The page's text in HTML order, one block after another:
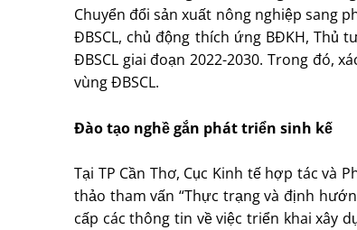
Chuyển đổi sản xuất nông nghiệp sang
ÐBSCL, chủ động thích ứng BÐKH, Thủ
ÐBSCL giai đoạn 2022-2030. Trong đó,
vùng ÐBSCL.
Ðào tạo nghề gắn phát triển sinh kế
Tại TP Cần Thơ, Cục Kinh tế hợp tác
thảo tham vấn “Thực trạng và định
cấp các thông tin về việc triển khai xây